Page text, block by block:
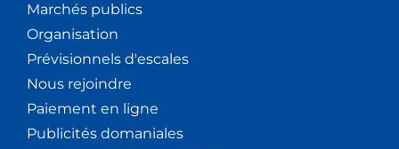
Marchés publics
Organisation
Prévisionnels d'escales
Nous rejoindre
Paiement en ligne
Publicités domaniales